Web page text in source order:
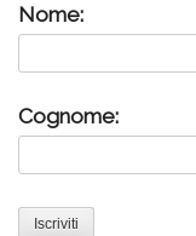
Nome:
Cognome: